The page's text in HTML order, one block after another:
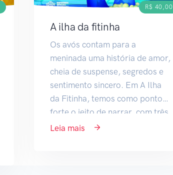
R$ 40,00
A ilha da fitinha
Os avós contam para a
meninada uma história de amor,
cheia de suspense, segredos e
sentimento sincero. Em A Ilha
da Fitinha, temos como ponto
forte o jeito de narrar, com três
vozes que...
Leia mais